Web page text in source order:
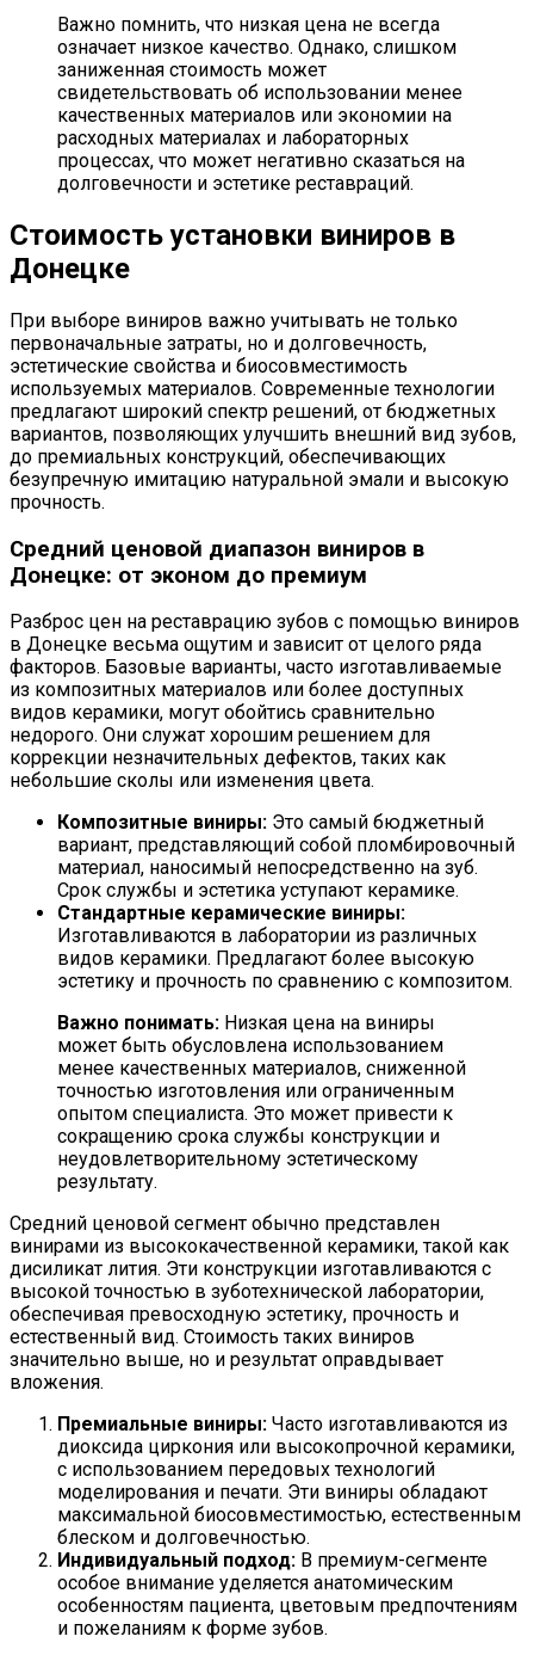
Важно помнить, что низкая цена не всегда
означает низкое качество. Однако, слишком
заниженная стоимость может
свидетельствовать об использовании менее
качественных материалов или экономии на
расходных материалах и лабораторных
процессах, что может негативно сказаться на
долговечности и эстетике реставраций.
Стоимость установки виниров в
Донецке
При выборе виниров важно учитывать не только
первоначальные затраты, но и долговечность,
эстетические свойства и биосовместимость
используемых материалов. Современные технологии
предлагают широкий спектр решений, от бюджетных
вариантов, позволяющих улучшить внешний вид зубов,
до премиальных конструкций, обеспечивающих
безупречную имитацию натуральной эмали и высокую
прочность.
Средний ценовой диапазон виниров в
Донецке: от эконом до премиум
Разброс цен на реставрацию зубов с помощью виниров
в Донецке весьма ощутим и зависит от целого ряда
факторов. Базовые варианты, часто изготавливаемые
из композитных материалов или более доступных
видов керамики, могут обойтись сравнительно
недорого. Они служат хорошим решением для
коррекции незначительных дефектов, таких как
небольшие сколы или изменения цвета.
Композитные виниры: Это самый бюджетный
вариант, представляющий собой пломбировочный
материал, наносимый непосредственно на зуб.
Срок службы и эстетика уступают керамике.
Стандартные керамические виниры:
Изготавливаются в лаборатории из различных
видов керамики. Предлагают более высокую
эстетику и прочность по сравнению с композитом.
Важно понимать: Низкая цена на виниры
может быть обусловлена использованием
менее качественных материалов, сниженной
точностью изготовления или ограниченным
опытом специалиста. Это может привести к
сокращению срока службы конструкции и
неудовлетворительному эстетическому
результату.
Средний ценовой сегмент обычно представлен
винирами из высококачественной керамики, такой как
дисиликат лития. Эти конструкции изготавливаются с
высокой точностью в зуботехнической лаборатории,
обеспечивая превосходную эстетику, прочность и
естественный вид. Стоимость таких виниров
значительно выше, но и результат оправдывает
вложения.
Премиальные виниры: Часто изготавливаются из
диоксида циркония или высокопрочной керамики,
с использованием передовых технологий
моделирования и печати. Эти виниры обладают
максимальной биосовместимостью, естественным
блеском и долговечностью.
Индивидуальный подход: В премиум-сегменте
особое внимание уделяется анатомическим
особенностям пациента, цветовым предпочтениям
и пожеланиям к форме зубов.